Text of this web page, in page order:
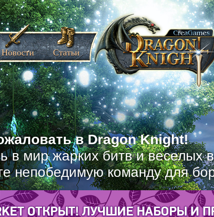
в Dragon Knight!
в мир жарких битв и веселых
непобедимую команду для
Новости Статьи